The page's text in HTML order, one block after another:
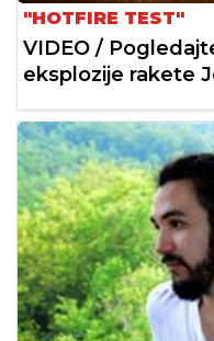
"HOTFIRE TEST"
VIDEO /
eksplozije rakete